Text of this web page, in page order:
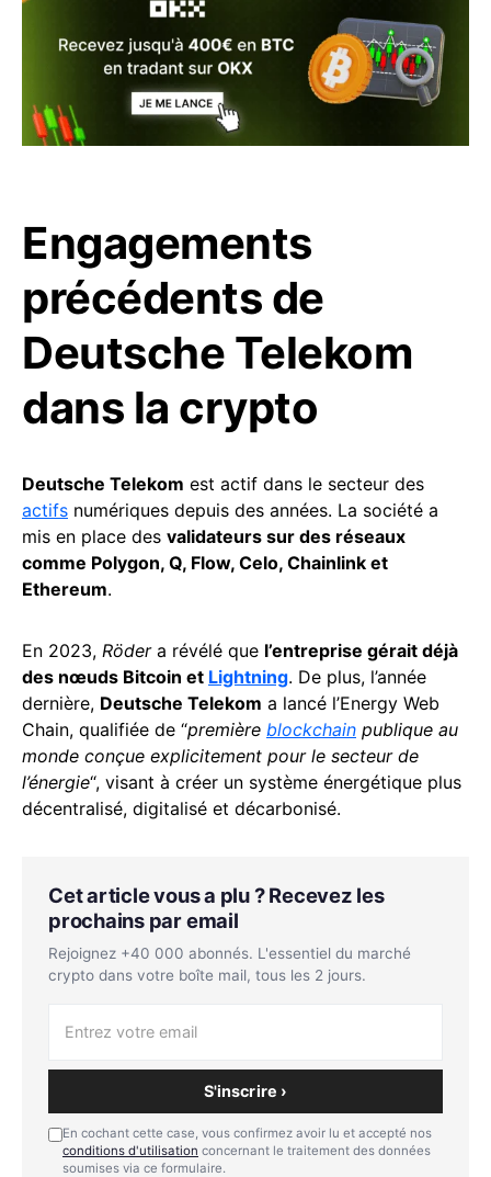
Engagements
précédents de
Deutsche Telekom
dans la crypto
Deutsche Telekom est actif dans le secteur des
actifs numériques depuis des années. La société a
mis en place des validateurs sur des réseaux
comme Polygon, Q, Flow, Celo, Chainlink et
Ethereum.
En 2023, Rödera révélé que l’entreprise gérait déjà
des nœuds Bitcoin et Lightning. De plus, l’année
dernière, Deutsche Telekom a lancé l’Energy Web
Chain, qualifiée de “première blockchain publique au
monde conçue explicitement pour le secteur de
l’énergie“, visant à créer un système énergétique plus
décentralisé, digitalisé et décarbonisé.
Cet article vous a plu ? Recevez les
prochains par email
Rejoignez +40 000 abonnés. L'essentiel du marché
crypto dans votre boîte mail, tous les 2 jours.
S'inscrire ›
En cochant cette case, vous confirmez avoir lu et accepté nos
conditions d'utilisation concernant le traitement des données
soumises via ce formulaire.